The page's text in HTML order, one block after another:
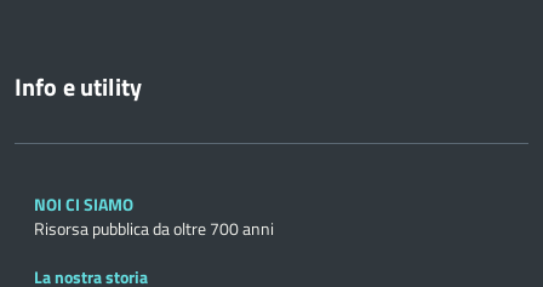
Info e utility
NOI CI SIAMO
Risorsa pubblica da oltre 700 anni
La nostra storia